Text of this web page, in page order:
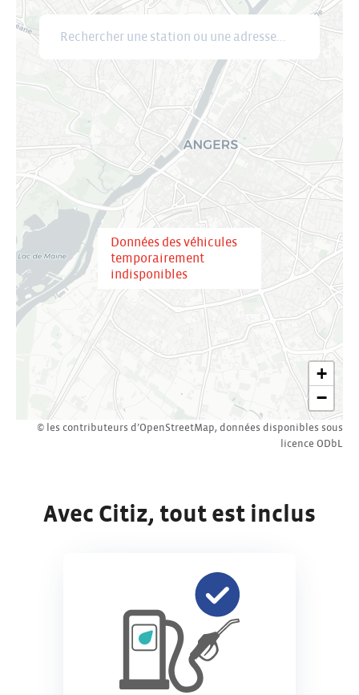
+
−
Données des véhicules
temporairement
indisponibles
© les contributeurs d’OpenStreetMap, données disponibles sous
licence ODbL
Avec Citiz, tout est inclus